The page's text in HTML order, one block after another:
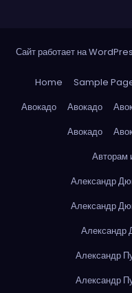
Сайт работает на
Home Sample
Авокадо
Авокадо
Авокадо
Авторам
Александр
Александр
Александр
Александр
Александр